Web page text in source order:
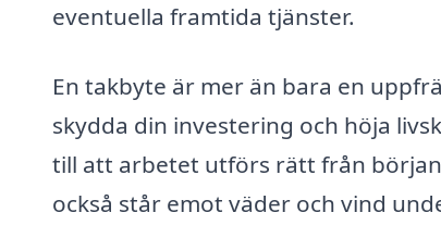
eventuella framtida tjänster.
En takbyte är mer än bara en
skydda din investering och höja
till att arbetet utförs rätt från
också står emot väder och vind